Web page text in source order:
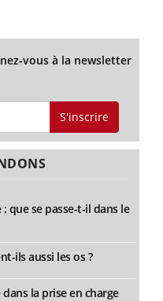
vous à la newsletter
S'inscrire
que se passe-t-il dans le
ils aussi les os ?
la prise en charge